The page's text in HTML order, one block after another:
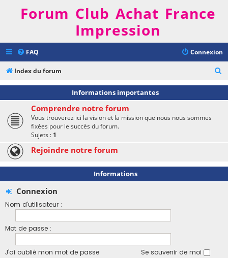
Forum Club Achat France
Impression
FAQ Connexion
Index du forum
e
Informations importantes
Comprendre notre forum
Vous trouverez ici la vision et la mission que nous nous sommes
fixées pour le succès du forum.
Sujets : 1
Rejoindre notre forum
Informations
Connexion
Nom d’utilisateur :
Mot de passe :
J’ai oublié mon mot de passe Se souvenir de moi